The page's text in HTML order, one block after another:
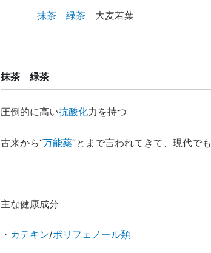
抹茶 緑茶 大麦若葉
抹茶 緑茶
圧倒的に高い抗酸化力を持つ
古来から“万能薬”とまで言われてきて、現代でも
主な健康成分
・ カテキン/ポリフェノール類